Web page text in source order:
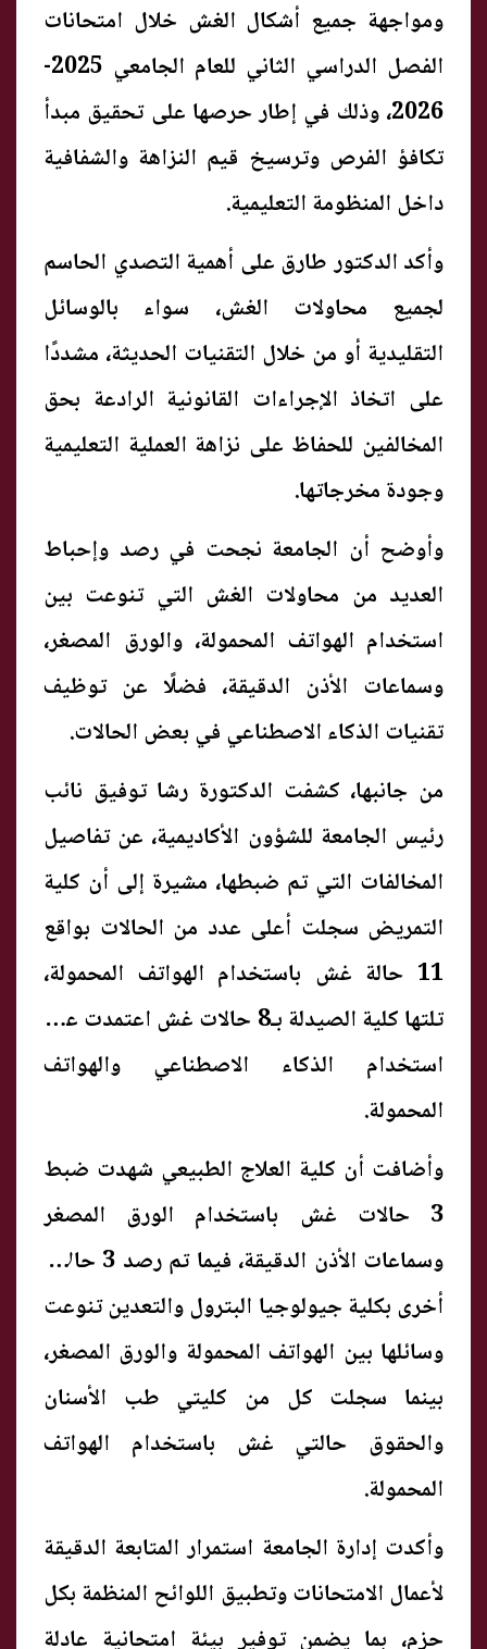
ومواجهة جميع أشكال الغش خلال امتحانات
الفصل الدراسي الثاني للعام الجامعي 2025-
2026، وذلك في إطار حرصها على تحقيق مبدأ
تكافؤ الفرص وترسيخ قيم النزاهة والشفافية
داخل المنظومة التعليمية.
وأكد الدكتور طارق على أهمية التصدي الحاسم
لجميع محاولات الغش، سواء بالوسائل
التقليدية أو من خلال التقنيات الحديثة، مشددًا
على اتخاذ الإجراءات القانونية الرادعة بحق
المخالفين للحفاظ على نزاهة العملية التعليمية
وجودة مخرجاتها.
وأوضح أن الجامعة نجحت في رصد وإحباط
العديد من محاولات الغش التي تنوعت بين
استخدام الهواتف المحمولة، والورق المصغر،
وسماعات الأذن الدقيقة، فضلًا عن توظيف
تقنيات الذكاء الاصطناعي في بعض الحالات.
من جانبها، كشفت الدكتورة رشا توفيق نائب
رئيس الجامعة للشؤون الأكاديمية، عن تفاصيل
المخالفات التي تم ضبطها، مشيرة إلى أن كلية
التمريض سجلت أعلى عدد من الحالات بواقع
11 حالة غش باستخدام الهواتف المحمولة،
تلتها كلية الصيدلة بـ8 حالات غش اعتمدت على
استخدام الذكاء الاصطناعي والهواتف
المحمولة.
وأضافت أن كلية العلاج الطبيعي شهدت ضبط
3 حالات غش باستخدام الورق المصغر
وسماعات الأذن الدقيقة، فيما تم رصد 3 حالات
أخرى بكلية جيولوجيا البترول والتعدين تنوعت
وسائلها بين الهواتف المحمولة والورق المصغر،
بينما سجلت كل من كليتي طب الأسنان
والحقوق حالتي غش باستخدام الهواتف
المحمولة.
وأكدت إدارة الجامعة استمرار المتابعة الدقيقة
لأعمال الامتحانات وتطبيق اللوائح المنظمة بكل
حزم، بما يضمن توفير بيئة امتحانية عادلة